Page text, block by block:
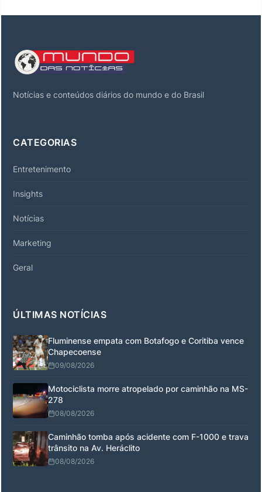
Notícias e conteúdos diários do mundo e do Brasil
CATEGORIAS
Entretenimento
Insights
Notícias
Marketing
Geral
ÚLTIMAS NOTÍCIAS
Fluminense empata com Botafogo e Coritiba vence
Chapecoense
09/08/2026
Motociclista morre atropelado por caminhão na MS-
278
08/08/2026
Caminhão tomba após acidente com F-1000 e trava
trânsito na Av. Heráclito
08/08/2026